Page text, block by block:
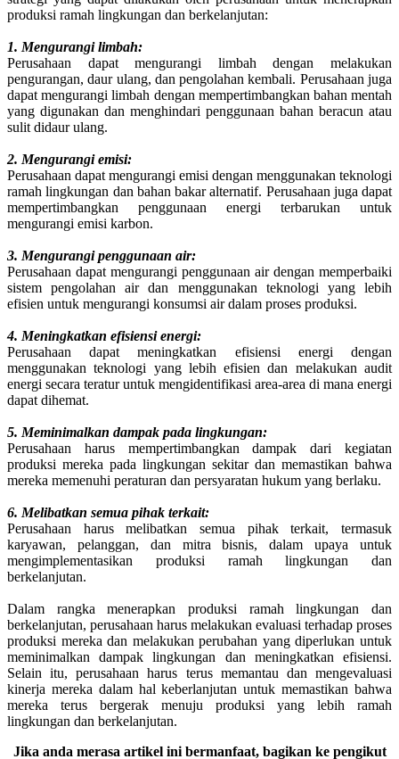
produksi ramah lingkungan dan berkelanjutan:
1. Mengurangi limbah:
Perusahaan dapat mengurangi limbah dengan melakukan
pengurangan, daur ulang, dan pengolahan kembali. Perusahaan juga
dapat mengurangi limbah dengan mempertimbangkan bahan mentah
yang digunakan dan menghindari penggunaan bahan beracun atau
sulit didaur ulang.
2. Mengurangi emisi:
Perusahaan dapat mengurangi emisi dengan menggunakan teknologi
ramah lingkungan dan bahan bakar alternatif. Perusahaan juga dapat
mempertimbangkan penggunaan energi terbarukan untuk
mengurangi emisi karbon.
3. Mengurangi penggunaan air:
Perusahaan dapat mengurangi penggunaan air dengan memperbaiki
sistem pengolahan air dan menggunakan teknologi yang lebih
efisien untuk mengurangi konsumsi air dalam proses produksi.
4. Meningkatkan efisiensi energi:
Perusahaan dapat meningkatkan efisiensi energi dengan
menggunakan teknologi yang lebih efisien dan melakukan audit
energi secara teratur untuk mengidentifikasi area-area di mana energi
dapat dihemat.
5. Meminimalkan dampak pada lingkungan:
Perusahaan harus mempertimbangkan dampak dari kegiatan
produksi mereka pada lingkungan sekitar dan memastikan bahwa
mereka memenuhi peraturan dan persyaratan hukum yang berlaku.
6. Melibatkan semua pihak terkait:
Perusahaan harus melibatkan semua pihak terkait, termasuk
karyawan, pelanggan, dan mitra bisnis, dalam upaya untuk
mengimplementasikan produksi ramah lingkungan dan
berkelanjutan.
Dalam rangka menerapkan produksi ramah lingkungan dan
berkelanjutan, perusahaan harus melakukan evaluasi terhadap proses
produksi mereka dan melakukan perubahan yang diperlukan untuk
meminimalkan dampak lingkungan dan meningkatkan efisiensi.
Selain itu, perusahaan harus terus memantau dan mengevaluasi
kinerja mereka dalam hal keberlanjutan untuk memastikan bahwa
mereka terus bergerak menuju produksi yang lebih ramah
lingkungan dan berkelanjutan.
Jika anda merasa artikel ini bermanfaat, bagikan ke pengikut